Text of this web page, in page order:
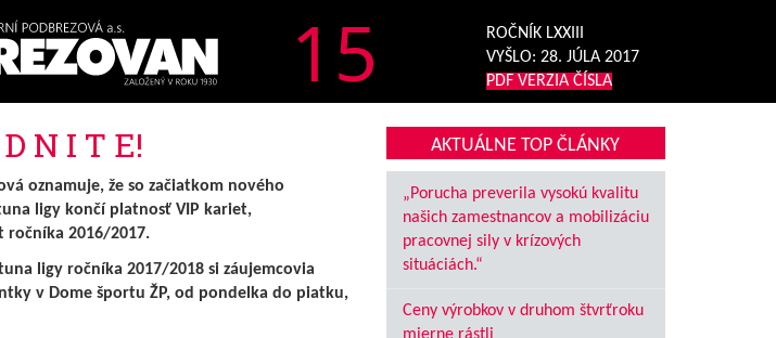
15
ROČNÍK LXXIII
VYŠLO: 28. JÚLA 2017
PDF VERZIA ČÍSLA
N I T E!
oznamuje, že so začiatkom nového
ligy končí platnosť VIP kariet,
ročníka 2016/2017.
ligy ročníka 2017/2018 si záujemcovia
v Dome športu ŽP, od pondelka do piatku,
AKTUÁLNE TOP ČLÁNKY
„Porucha preverila vysokú kvalitu
našich zamestnancov a mobilizáciu
pracovnej sily v krízových
situáciách.“
Ceny výrobkov v druhom štvrťroku